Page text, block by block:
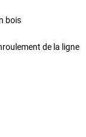
bois
de la ligne